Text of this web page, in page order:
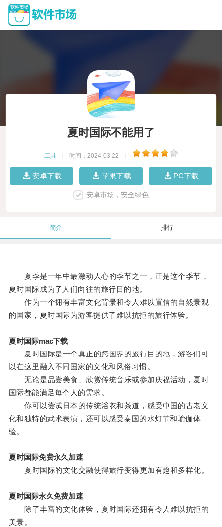
夏时国际不能用了
工具 时间：2024-03-22
安卓下载 苹果下载 PC下载
安卓市场，安全绿色
简介 排行
夏季是一年中最激动人心的季节之一，正是这个季节，
夏时国际成为了人们向往的旅行目的地。
作为一个拥有丰富文化背景和令人难以置信的自然景观
的国家，夏时国际为游客提供了难以抗拒的旅行体验。
夏时国际mac下载
夏时国际是一个真正的跨国界的旅行目的地，游客们可
以在这里融入不同国家的文化和风俗习惯。
无论是品尝美食、欣赏传统音乐或参加庆祝活动，夏时
国际都能满足每个人的需求。
你可以尝试日本的传统浴衣和茶道，感受中国的古老文
化和独特的武术表演，还可以感受泰国的水灯节和瑜伽体
验。
夏时国际免费永久加速
夏时国际的文化交融使得旅行变得更加有趣和多样化。
夏时国际永久免费加速
除了丰富的文化体验，夏时国际还拥有令人难以抗拒的
美景。